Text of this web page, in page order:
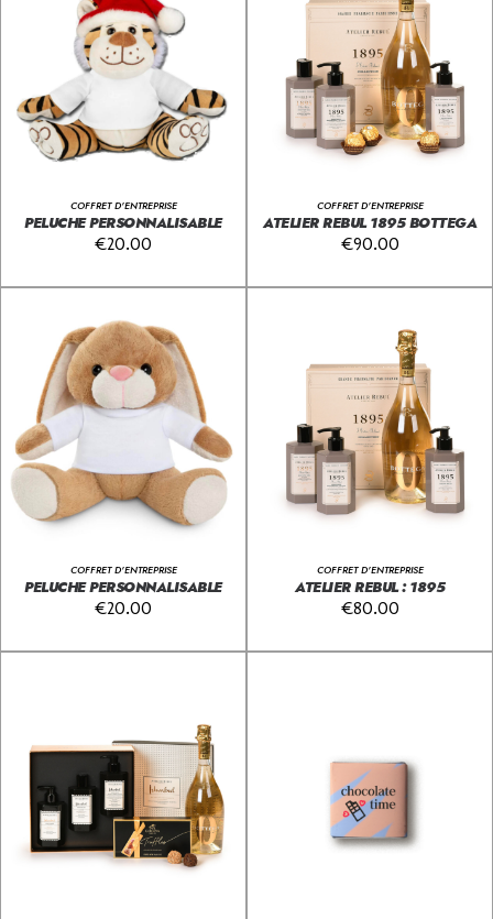
COFFRET D'ENTREPRISE
PELUCHE PERSONNALISABLE
€20.00
COFFRET D'ENTREPRISE
ATELIER REBUL 1895 BOTTEGA
€90.00
COFFRET D'ENTREPRISE
PELUCHE PERSONNALISABLE
€20.00
COFFRET D'ENTREPRISE
ATELIER REBUL : 1895
€80.00